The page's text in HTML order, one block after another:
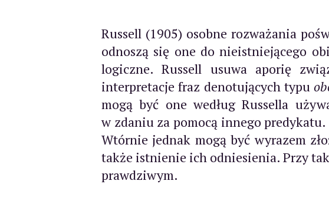
Russell (1905) osobne rozważania
odnoszą się one do nieistniejącego
logiczne. Russell usuwa aporię
interpretacje fraz denotujących typu
mogą być one według Russella
w zdaniu za pomocą innego
Wtórnie jednak mogą być wyrazem
także istnienie ich odniesienia. Przy
prawdziwym.